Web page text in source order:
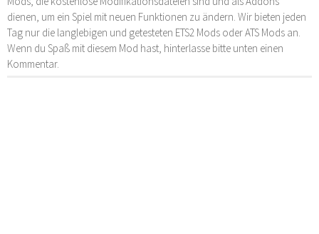
dienen, um ein Spiel mit neuen Funktionen zu ändern. Wir bieten jeden
Tag nur die langlebigen und getesteten ETS2 Mods oder ATS Mods an.
Wenn du Spaß mit diesem Mod hast, hinterlasse bitte unten einen
Kommentar.